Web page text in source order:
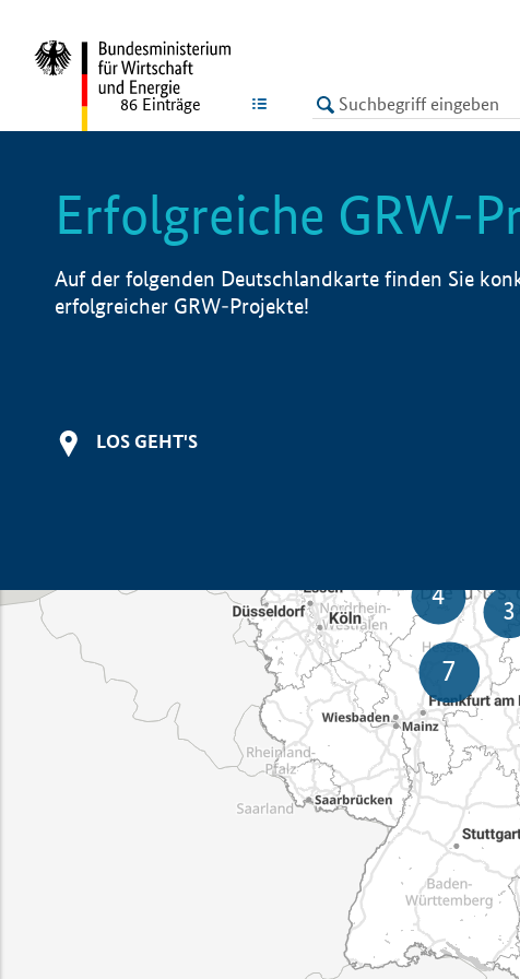
LISTE
86 Einträge
Erfolgreiche GRW-
Auf der folgenden Deutschlandkarte finden Sie
erfolgreicher GRW-Projekte!
LOS GEHT'S